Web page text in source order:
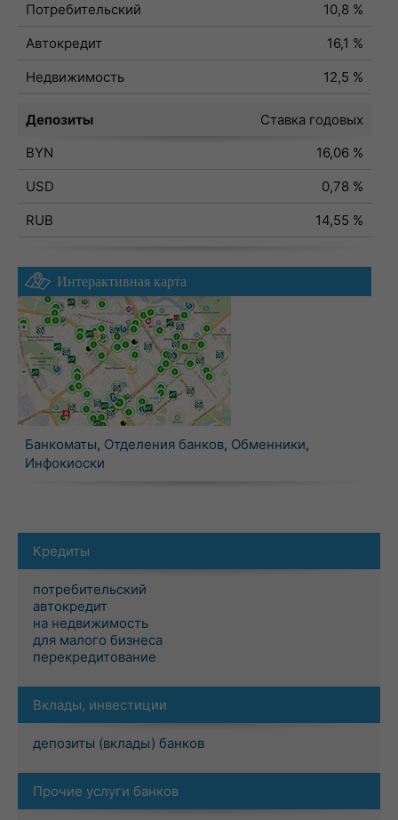
Потребительский
10,8 %
Автокредит
16,1 %
Недвижимость
12,5 %
Депозиты
Ставка годовых
BYN
16,06 %
USD
0,78 %
RUB
14,55 %
Интерактивная карта
Банкоматы, Отделения банков, Обменники,
Инфокиоски
Кредиты
потребительский
автокредит
на недвижимость
для малого бизнеса
перекредитование
Вклады, инвестиции
депозиты (вклады) банков
Прочие услуги банков